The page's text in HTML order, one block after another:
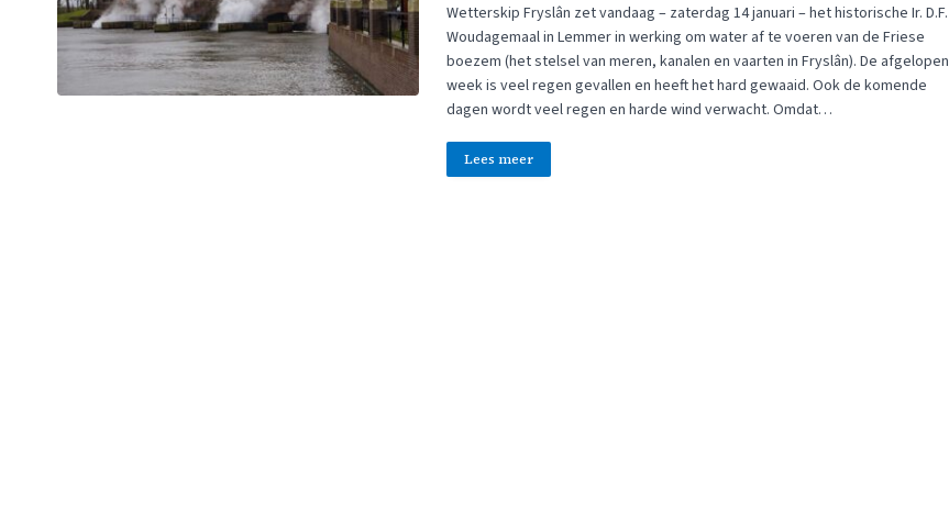
Wetterskip Fryslân zet vandaag – zaterdag 14 januari – het historische Ir. D.F.
Woudagemaal in Lemmer in werking om water af te voeren van de Friese
boezem (het stelsel van meren, kanalen en vaarten in Fryslân). De afgelopen
week is veel regen gevallen en heeft het hard gewaaid. Ook de komende
dagen wordt veel regen en harde wind verwacht. Omdat…
Lees meer